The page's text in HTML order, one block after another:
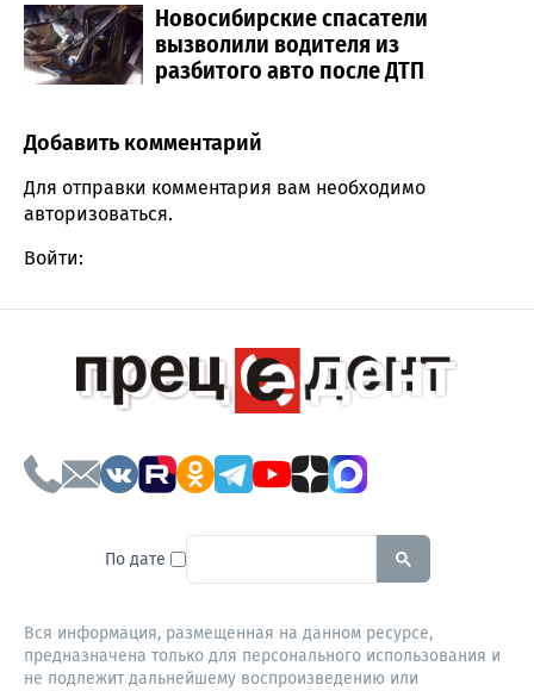
Новосибирские спасатели
вызволили водителя из
разбитого авто после ДТП
Comment section
Добавить комментарий
Для отправки комментария вам необходимо
авторизоваться.
Войти:
По дате To search this site, enter a
Вся информация, размещенная на данном ресурсе,
предназначена только для персонального использования и
не подлежит дальнейшему воспроизведению или